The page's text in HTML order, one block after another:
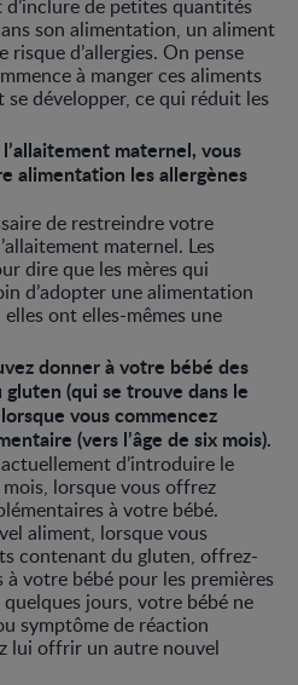
de petites quantités
son alimentation, un aliment
d’allergies. On pense
à manger ces aliments
développer, ce qui réduit les
maternel, vous
alimentation les allergènes
de restreindre votre
maternel. Les
dire que les mères qui
d’adopter une alimentation
ont elles-mêmes une
donner à votre bébé des
(qui se trouve dans le
vous commencez
(vers l’âge de six mois).
d’introduire le
mois, lorsque vous offrez
à votre bébé.
aliment, lorsque vous
contenant du gluten, offrez-
votre bébé pour les premières
jours, votre bébé ne
symptôme de réaction
lui offrir un autre nouvel